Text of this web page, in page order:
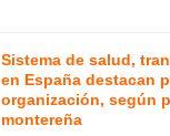
Sistema de salud,
en España destacan
organización, según
montereña